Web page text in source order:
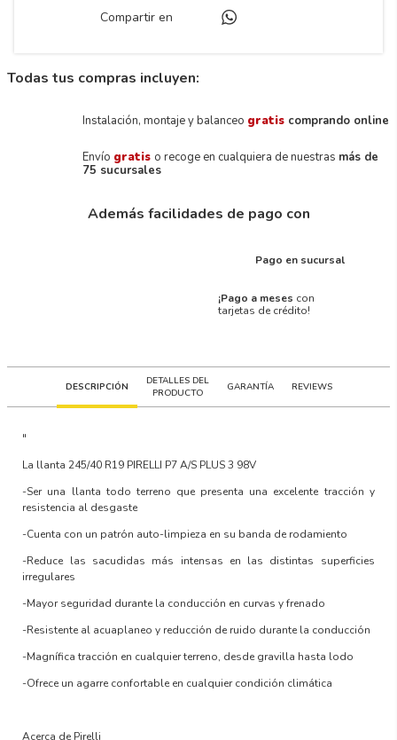
Compartir en
Todas tus compras incluyen:
Instalación, montaje y balanceo gratis comprando online
Envío gratis o recoge en cualquiera de nuestras más de
75 sucursales
Además facilidades de pago con
Pago en sucursal
¡Pago a meses con
tarjetas de crédito!
DESCRIPCIÓN
DETALLES DEL
PRODUCTO
GARANTÍA REVIEWS
"
La llanta245/40 R19 PIRELLI P7 A/S PLUS 3 98V
-Ser una llanta todo terreno que presenta una excelente tracción y
resistencia al desgaste
-Cuenta con un patrón auto-limpieza en su banda de rodamiento
-Reduce las sacudidas más intensas en las distintas superficies
irregulares
-Mayor seguridad durante la conducción en curvas y frenado
-Resistente al acuaplaneo y reducción de ruido durante la conducción
-Magnífica tracción en cualquier terreno, desde gravilla hasta lodo
-Ofrece un agarre confortable en cualquier condición climática
Acerca de Pirelli